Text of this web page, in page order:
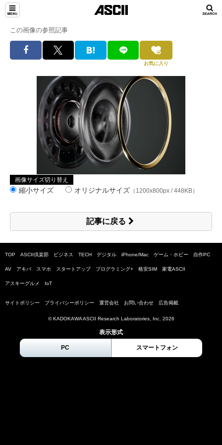
この画像の参照記事
お気に入り
画像サイズ切り替え
縮小サイズ オリジナルサイズ （1200x800px / 448KB）
記事に戻る
TOP ASCII倶楽部 ビジネス TECH デジタル iPhone/Mac ゲーム・ホビー 自作PC
AV アキバ スマホ スタートアップ プログラミング+ 格安SIM 家電ASCII
アスキーグルメ IoT
サイトポリシー プライバシーポリシー 運営会社 お問い合わせ 広告掲載
© KADOKAWA ASCII Research Laboratories, Inc. 2026
表示形式
PC スマートフォン